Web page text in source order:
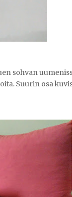
sohvan
Suurin osa